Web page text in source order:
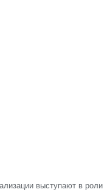
выступают в роли